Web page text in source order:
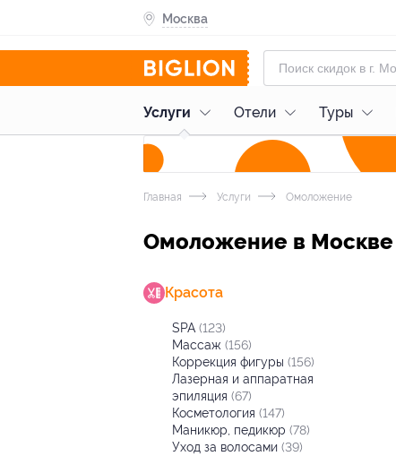
Москва
Услуги Отели Туры
Главная Услуги Омоложение
Омоложение в Москве
Красота
SPA (123)
Массаж (156)
Коррекция фигуры (156)
Лазерная и аппаратная
эпиляция (67)
Косметология (147)
Маникюр, педикюр (78)
Уход за волосами (39)